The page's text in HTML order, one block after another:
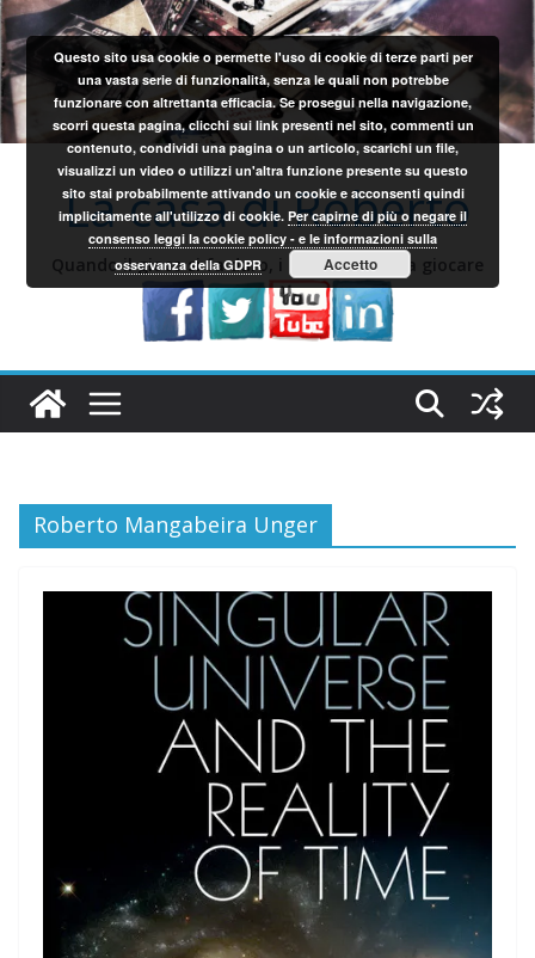
Salta
al
contenuto
La casa di Roberto
Quando il gioco si fa duro, i sardi iniziano a giocare
Roberto Mangabeira Unger
Questo sito usa cookie o permette l'uso di cookie di terze parti per
una vasta serie di funzionalità, senza le quali non potrebbe
funzionare con altrettanta efficacia. Se prosegui nella navigazione,
scorri questa pagina, clicchi sui link presenti nel sito, commenti un
contenuto, condividi una pagina o un articolo, scarichi un file,
visualizzi un video o utilizzi un'altra funzione presente su questo
sito stai probabilmente attivando un cookie e acconsenti quindi
implicitamente all'utilizzo di cookie.Per capirne di più o negare il
consenso leggi la cookie policy - e le informazioni sulla
osservanza della GDPR
Accetto